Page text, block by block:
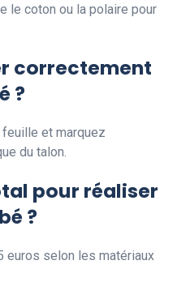
le coton ou la polaire pour
correctement
?
et marquez
du talon.
pour réaliser
?
euros selon les matériaux